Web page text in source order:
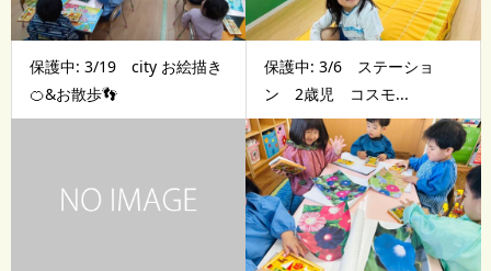
保護中: 3/19 city お絵描き
🍊&お散歩👣
保護中: 3/6 ステーショ
ン 2歳児 コスモ...